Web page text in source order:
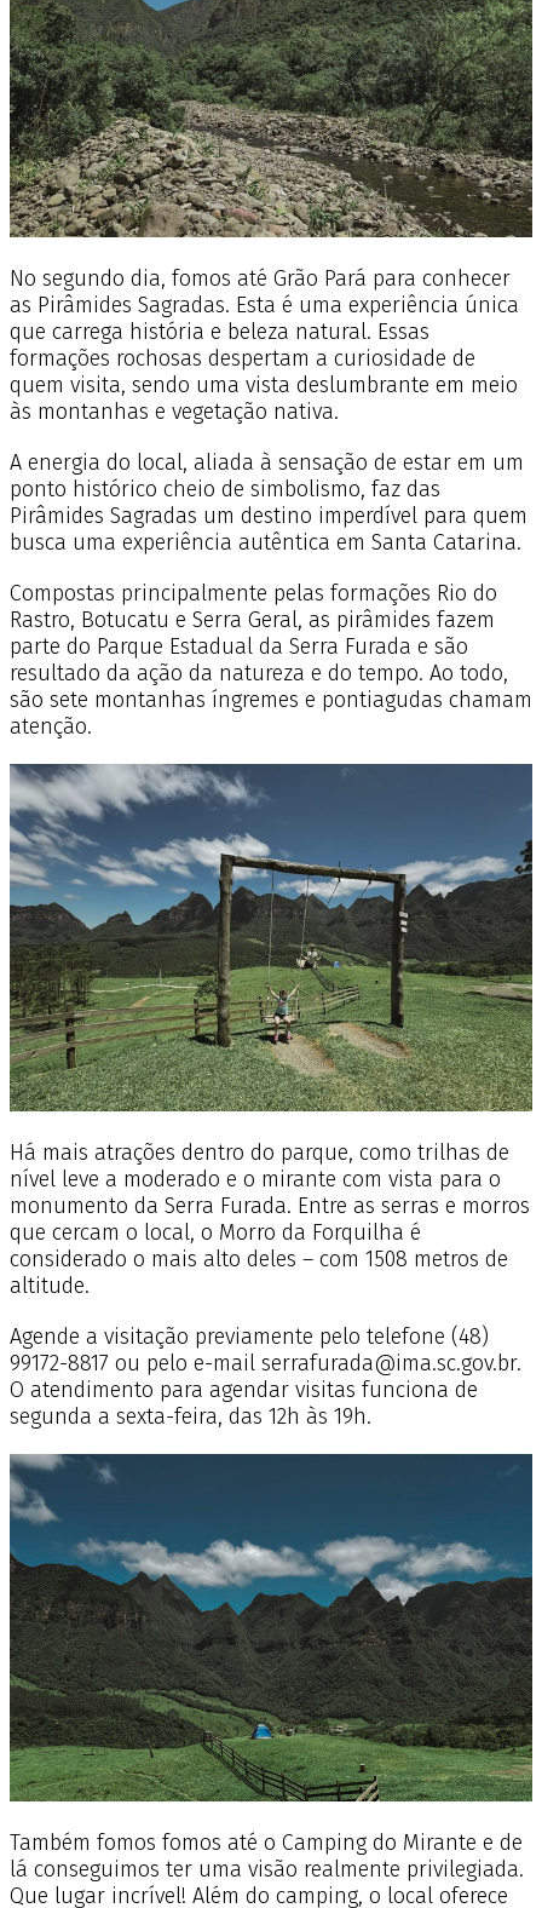
No segundo dia, fomos até Grão Pará para conhecer
as Pirâmides Sagradas. Esta é uma experiência única
que carrega história e beleza natural. Essas
formações rochosas despertam a curiosidade de
quem visita, sendo uma vista deslumbrante em meio
às montanhas e vegetação nativa.
A energia do local, aliada à sensação de estar em um
ponto histórico cheio de simbolismo, faz das
Pirâmides Sagradas um destino imperdível para quem
busca uma experiência autêntica em Santa Catarina.
Compostas principalmente pelas formações Rio do
Rastro, Botucatu e Serra Geral, as pirâmides fazem
parte do Parque Estadual da Serra Furada e são
resultado da ação da natureza e do tempo. Ao todo,
são sete montanhas íngremes e pontiagudas chamam
atenção.
Há mais atrações dentro do parque, como trilhas de
nível leve a moderado e o mirante com vista para o
monumento da Serra Furada. Entre as serras e morros
que cercam o local, o Morro da Forquilha é
considerado o mais alto deles – com 1508 metros de
altitude.
Agende a visitação previamente pelo telefone (48)
99172-8817 ou pelo e-mail serrafurada@ima.sc.gov.br.
O atendimento para agendar visitas funciona de
segunda a sexta-feira, das 12h às 19h.
Também fomos fomos até o Camping do Mirante e de
lá conseguimos ter uma visão realmente privilegiada.
Que lugar incrível! Além do camping, o local oferece